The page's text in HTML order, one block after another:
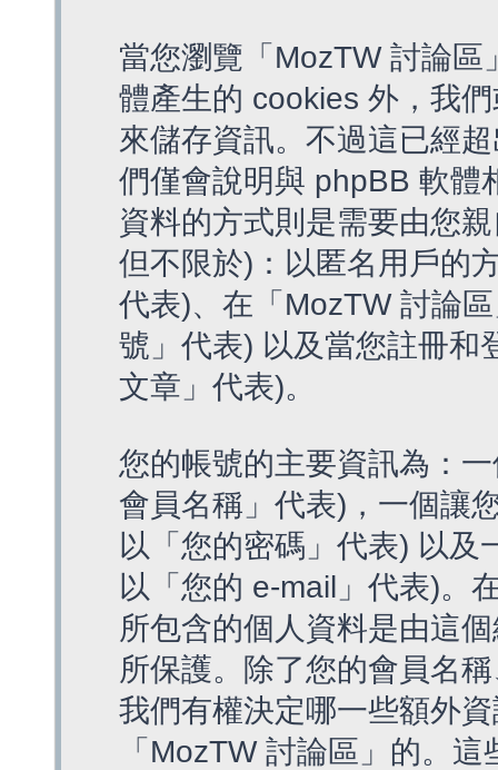
當您瀏覽「MozTW 討論
體產生的 cookies 外，我
來儲存資訊。不過這已經
們僅會說明與 phpBB 軟體
資料的方式則是需要由您
但不限於)：以匿名用戶的
代表)、在「MozTW 討論
號」代表) 以及當您註冊和
文章」代表)。
您的帳號的主要資訊為：
會員名稱」代表)，一個讓
以「您的密碼」代表) 以及
以「您的 e-mail」代表)。
所包含的個人資料是由這
所保護。除了您的會員名
我們有權決定哪一些額外
「MozTW 討論區」的。